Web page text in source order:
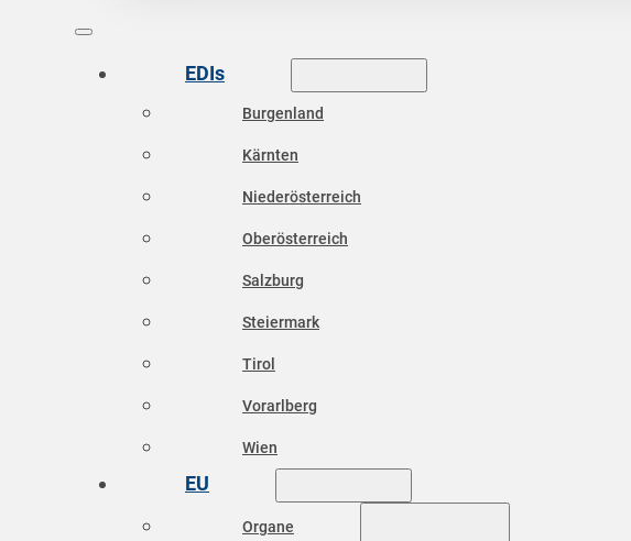
EDIs
Burgenland
Kärnten
Niederösterreich
Oberösterreich
Salzburg
Steiermark
Tirol
Vorarlberg
Wien
EU
Organe